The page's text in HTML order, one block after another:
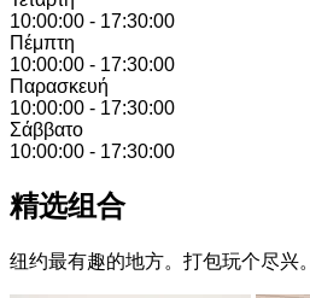
10:00:00 - 17:30:00
Πέμπτη
10:00:00 - 17:30:00
Παρασκευή
10:00:00 - 17:30:00
Σάββατο
10:00:00 - 17:30:00
精选组合
纽约最有趣的地方。打包玩个尽兴。